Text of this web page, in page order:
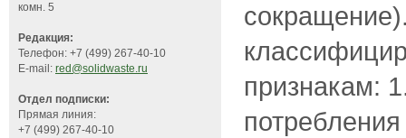
комн. 5
Редакция:
Телефон: +7 (499) 267-40-10
E-mail: red@solidwaste.ru
Отдел подписки:
Прямая линия:
+7 (499) 267-40-10
признакам: